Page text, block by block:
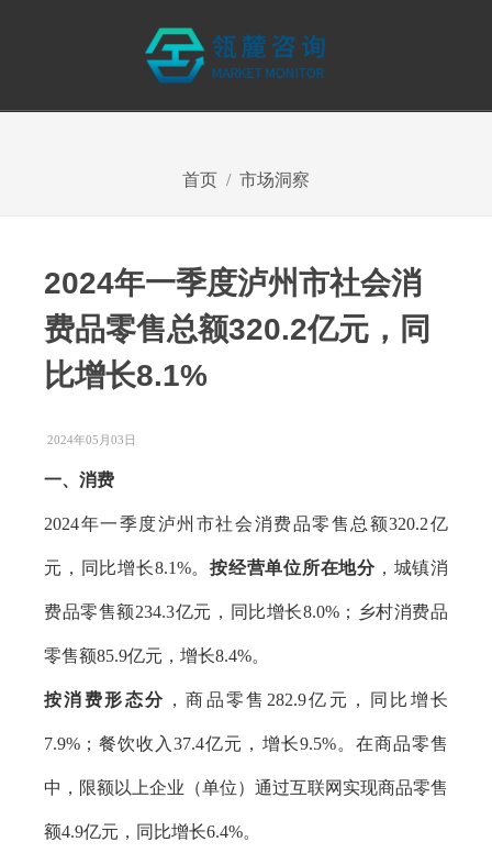
首页 市场洞察
2024年一季度泸州市社会消
费品零售总额320.2亿元，同
比增长8.1%
2024年05月03日
一、 消费
2024年一季度泸州市社会消费品零售总额320.2亿
元，同比增长8.1%。 按经营单位所在地分，城镇消
费品零售额234.3亿元，同比增长8.0%；乡村消费品
零售额85.9亿元，增长8.4%。
按消费形态分 ，商品零售282.9亿元，同比增长
7.9%；餐饮收入37.4亿元，增长9.5%。在商品零售
中，限额以上企业（单位）通过互联网实现商品零售
额4.9亿元，同比增长6.4%。